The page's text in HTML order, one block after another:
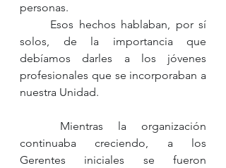
personas.
solos, de la importancia que
debíamos darles a los jóvenes
profesionales que se incorporaban a
nuestra Unidad.
continuaba creciendo, a los
Gerentes iniciales se fueron